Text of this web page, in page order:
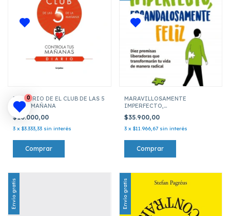
EL DIARIO DE EL CLUB DE LAS 5
DE LA MAÑANA
$10.000,00
3 x $3.333,33 sin interés
MARAVILLOSAMENTE
IMPERFECTO,
$35.900,00
3 x $11.966,67 sin interés
Envío gratis Envío gratis
0